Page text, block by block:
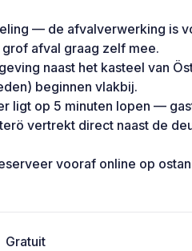
— de afvalverwerking is
afval graag zelf mee.
naast het kasteel van
beginnen vlakbij.
ligt op 5 minuten lopen —
vertrekt direct naast de
vooraf online op
Gratuit